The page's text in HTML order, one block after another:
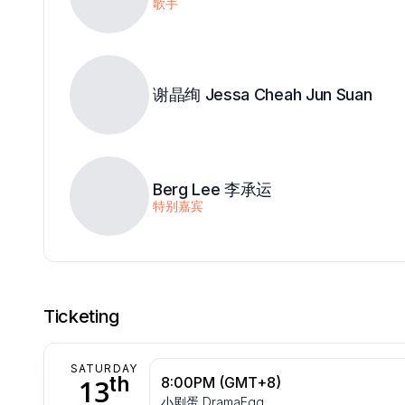
谢晶绚 Jessa Cheah Jun Suan
Berg Lee 李承运
特别嘉宾
Ticketing
SATURDAY
13th 8:00PM (GMT+8)
小剧蛋 DramaEgg